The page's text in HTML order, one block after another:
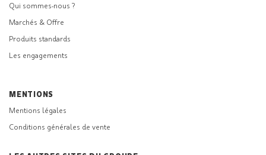
Qui sommes-nous ?
Marchés & Offre
Produits standards
Les engagements
MENTIONS
Mentions légales
Conditions générales de vente